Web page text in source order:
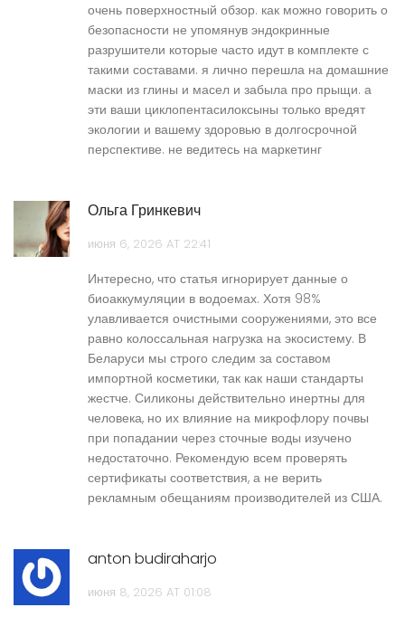
очень поверхностный обзор. как можно говорить о
безопасности не упомянув эндокринные
разрушители которые часто идут в комплекте с
такими составами. я лично перешла на домашние
маски из глины и масел и забыла про прыщи. а
эти ваши циклопентасилоксыны только вредят
экологии и вашему здоровью в долгосрочной
перспективе. не ведитесь на маркетинг
Ольга Гринкевич
июня 6, 2026 AT 22:41
Интересно, что статья игнорирует данные о
биоаккумуляции в водоемах. Хотя 98%
улавливается очистными сооружениями, это все
равно колоссальная нагрузка на экосистему. В
Беларуси мы строго следим за составом
импортной косметики, так как наши стандарты
жестче. Силиконы действительно инертны для
человека, но их влияние на микрофлору почвы
при попадании через сточные воды изучено
недостаточно. Рекомендую всем проверять
сертификаты соответствия, а не верить
рекламным обещаниям производителей из США.
anton budiraharjo
июня 8, 2026 AT 01:08